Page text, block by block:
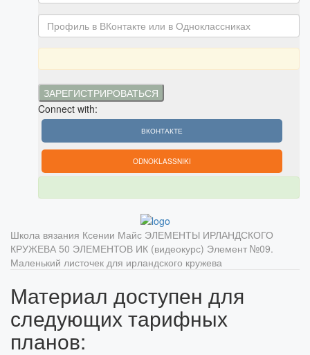
Connect with:
ВКОНТАКТЕ
ODNOKLASSNIKI
Школа вязания Ксении Майс ЭЛЕМЕНТЫ ИРЛАНДСКОГО
КРУЖЕВА 50 ЭЛЕМЕНТОВ ИК (видеокурс) Элемент №09.
Маленький листочек для ирландского кружева
Материал доступен для
следующих тарифных
планов: